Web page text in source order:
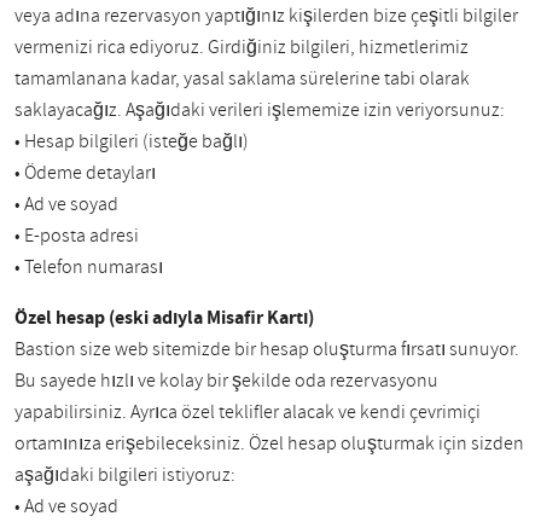
veya adına rezervasyon yaptığınız kişilerden bize çeşitli bilgiler
vermenizi rica ediyoruz. Girdiğiniz bilgileri, hizmetlerimiz
tamamlanana kadar, yasal saklama sürelerine tabi olarak
saklayacağız. Aşağıdaki verileri işlememize izin veriyorsunuz:
• Hesap bilgileri (isteğe bağlı)
• Ödeme detayları
• Ad ve soyad
• E-posta adresi
• Telefon numarası
Özel hesap (eski adıyla Misafir Kartı)
Bastion size web sitemizde bir hesap oluşturma fırsatı sunuyor.
Bu sayede hızlı ve kolay bir şekilde oda rezervasyonu
yapabilirsiniz. Ayrıca özel teklifler alacak ve kendi çevrimiçi
ortamınıza erişebileceksiniz. Özel hesap oluşturmak için sizden
aşağıdaki bilgileri istiyoruz:
• Ad ve soyad